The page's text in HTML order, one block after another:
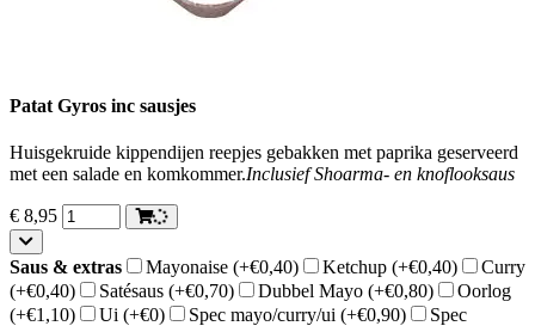
Patat Gyros inc sausjes
Huisgekruide kippendijen reepjes gebakken met paprika geserveerd
met een salade en komkommer.Inclusief Shoarma- en knoflooksaus
€ 8,95
Saus & extras Mayonaise (+€0,40) Ketchup (+€0,40)
Curry
(+€0,40)
Satésaus (+€0,70) Dubbel Mayo (+€0,80)
Oorlog
(+€1,10)
Ui (+€0) Spec mayo/curry/ui (+€0,90)
Spec